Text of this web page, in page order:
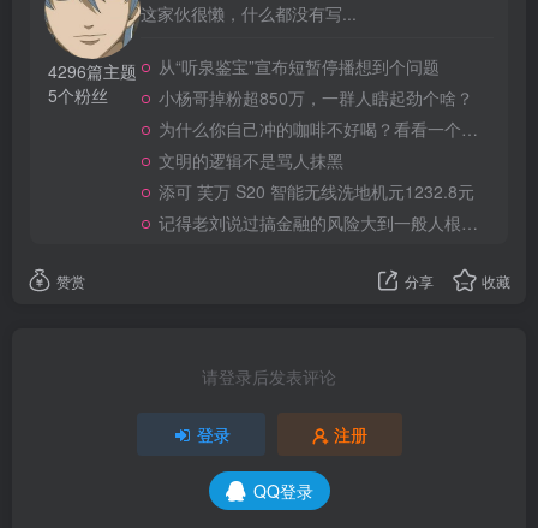
4296篇主题
5个粉丝
这家伙很懒，什么都没有写...
从“听泉鉴宝”宣布短暂停播想到个问题
小杨哥掉粉超850万，一群人瞎起劲个啥？
为什么你自己冲的咖啡不好喝？看看一个自媒体博主的分享
文明的逻辑不是骂人抹黑
添可 芙万 S20 智能无线洗地机元1232.8元
记得老刘说过搞金融的风险大到一般人根本承受不起
赞赏 分享 收藏
请登录后发表评论
登录 注册
QQ登录